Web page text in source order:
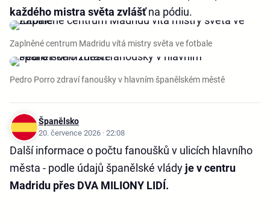
každého mistra světa zvlášťna pódiu.
Zaplněné centrum Madridu vítá mistry světa ve fotbale
Pedro Porro zdraví fanoušky v hlavním španělském městě
Španělsko
20. července 2026 · 22:08
Další informace o počtu fanoušků v ulicích hlavního
města - podle údajů španělské vlády je v centru
Madridu přes DVA MILIONY LIDÍ.